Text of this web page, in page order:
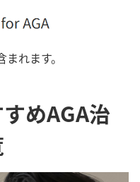
れます。
めAGA治